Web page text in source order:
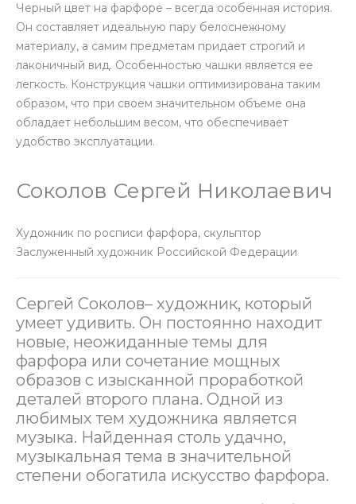
Черный цвет на фарфоре – всегда особенная история.
Он составляет идеальную пару белоснежному
материалу, а самим предметам придает строгий и
лаконичный вид. Особенностью чашки является ее
легкость. Конструкция чашки оптимизирована таким
образом, что при своем значительном объеме она
обладает небольшим весом, что обеспечивает
удобство эксплуатации.
Соколов Сергей Николаевич
Художник по росписи фарфора, скульптор
Заслуженный художник Российской Федерации
Сергей Соколов– художник, который
умеет удивить. Он постоянно находит
новые, неожиданные темы для
фарфора или сочетание мощных
образов с изысканной проработкой
деталей второго плана. Одной из
любимых тем художника является
музыка. Найденная столь удачно,
музыкальная тема в значительной
степени обогатила искусство фарфора.